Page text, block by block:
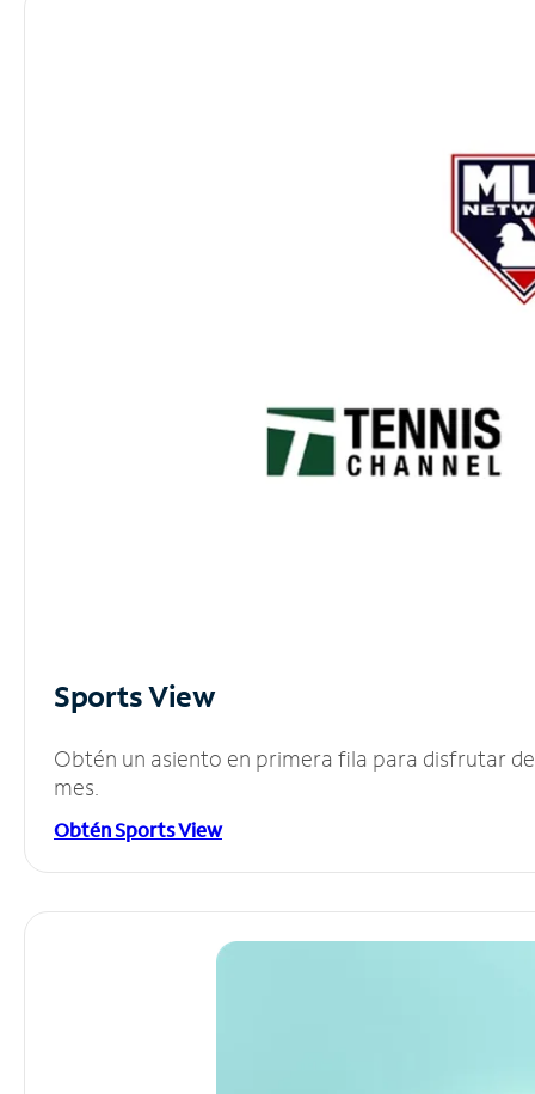
Sports View
Obtén un asiento en primera fila para disfrutar
mes.
Obtén Sports View